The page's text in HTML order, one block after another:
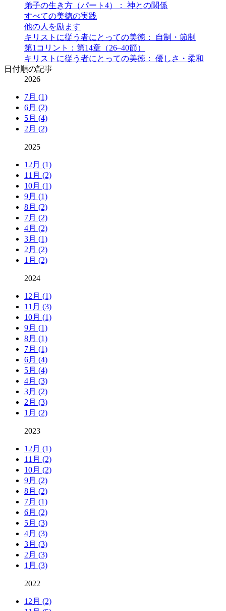
弟子の生き方（パート4）： 神との関係
すべての美徳の実践
他の人を励ます
キリストに従う者にとっての美徳： 自制・節制
第1コリント：第14章（26–40節）
キリストに従う者にとっての美徳： 優しさ・柔和
日付順の記事
2026
7月 (1)
6月 (2)
5月 (4)
2月 (2)
2025
12月 (1)
11月 (2)
10月 (1)
9月 (1)
8月 (2)
7月 (2)
4月 (2)
3月 (1)
2月 (2)
1月 (2)
2024
12月 (1)
11月 (3)
10月 (1)
9月 (1)
8月 (1)
7月 (1)
6月 (4)
5月 (4)
4月 (3)
3月 (2)
2月 (3)
1月 (2)
2023
12月 (1)
11月 (2)
10月 (2)
9月 (2)
8月 (2)
7月 (1)
6月 (2)
5月 (3)
4月 (3)
3月 (3)
2月 (3)
1月 (3)
2022
12月 (2)